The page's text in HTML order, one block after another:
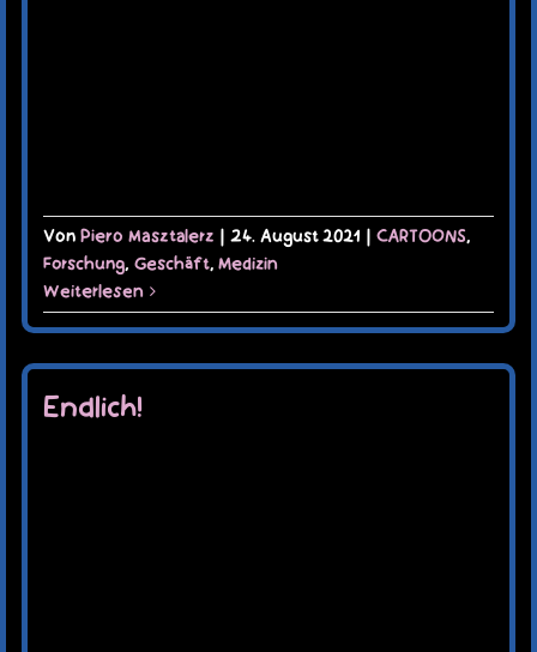
Von Piero Masztalerz | 24. August 2021 | CARTOONS,
Forschung, Geschäft, Medizin
Weiterlesen
Endlich!